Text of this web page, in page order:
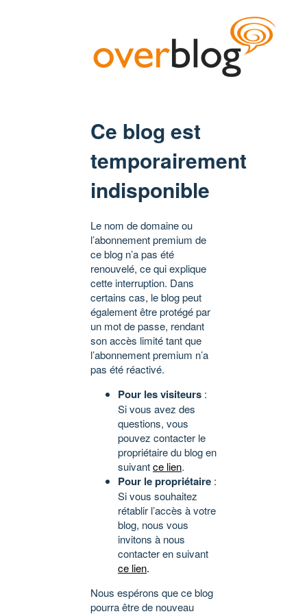
Ce blog est
temporairement
indisponible
Le nom de domaine ou
l’abonnement premium de
ce blog n’a pas été
renouvelé, ce qui explique
cette interruption. Dans
certains cas, le blog peut
également être protégé par
un mot de passe, rendant
son accès limité tant que
l’abonnement premium n’a
pas été réactivé.
Pour les visiteurs :
Si vous avez des
questions, vous
pouvez contacter le
propriétaire du blog en
suivantce lien.
Pour le propriétaire :
Si vous souhaitez
rétablir l’accès à votre
blog, nous vous
invitons à nous
contacter en suivant
ce lien.
Nous espérons que ce blog
pourra être de nouveau